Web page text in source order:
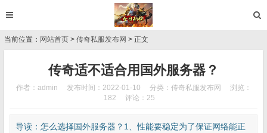
当前位置： 网站首页 > 传奇私服发布网 > 正文
传奇适不适合用国外服务器？
作者：admin 发布时间：2022-01-10 分类： 传奇私服发布网
浏览：
182
评论：25
导读：怎么选择国外服务器？1、性能要稳定为了保证网络能正